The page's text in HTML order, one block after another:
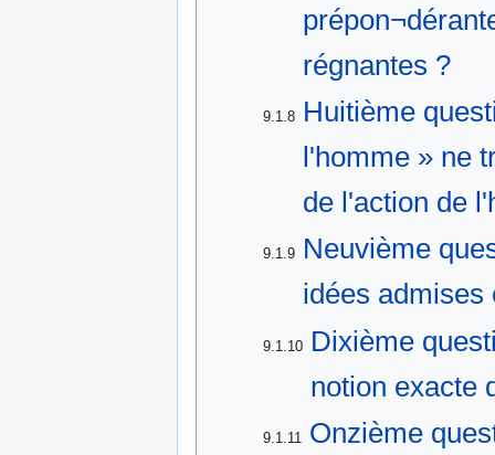
régnantes ?
9.1.8 Huitième
l'homme » ne
de l'action de
9.1.9 Neuvième
idées admises
9.1.10 Dixième
notion exacte
9.1.11 Onzième